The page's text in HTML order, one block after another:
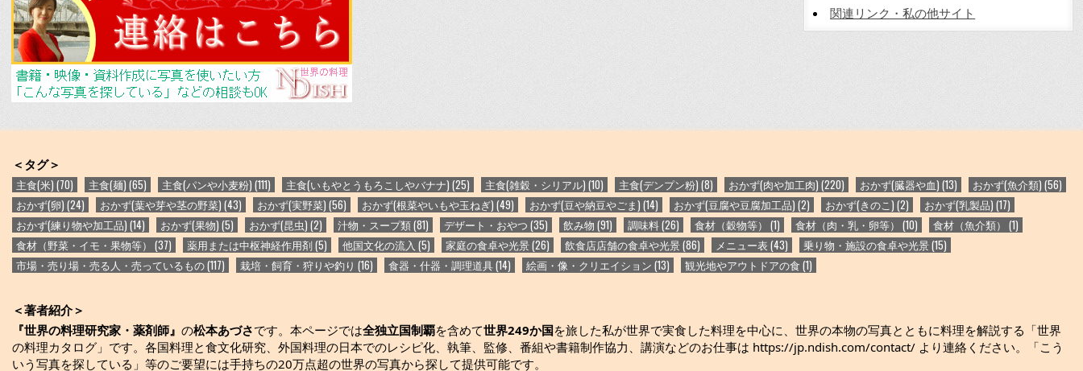
b
o
o
k
関連リンク・私の他サイト
＜タグ＞
主食(米) (70) 主食(麺) (65) 主食(パンや小麦粉) (111) 主食(いもやとうもろこしやバナナ) (25) 主食(雑穀・シリアル) (10) 主食(デンプン粉) (8) おかず(肉や加工肉) (220) おかず(臓器や血) (13) おかず(魚介類) (56)
おかず(卵) (24) おかず(葉や芽や茎の野菜) (43) おかず(実野菜) (56) おかず(根菜やいもや玉ねぎ) (49) おかず(豆や納豆やごま) (14) おかず(豆腐や豆腐加工品) (2) おかず(きのこ) (2) おかず(乳製品) (17)
おかず(練り物や加工品) (14) おかず(果物) (5) おかず(昆虫) (2) 汁物・スープ類(81) デザート・おやつ (35) 飲み物 (91) 調味料(26) 食材（穀物等） (1) 食材（肉・乳・卵等） (10) 食材（魚介類） (1)
食材（野菜・イモ・果物等） (37) 薬用または中枢神経作用剤(5) 他国文化の流入 (5) 家庭の食卓や光景(26) 飲食店店舗の食卓や光景(86) メニュー表(43) 乗り物・施設の食卓や光景(15)
市場・売り場・売る人・売っているもの(117) 栽培・飼育・狩りや釣り (16) 食器・什器・調理道具(14) 絵画・像・クリエイション (13) 観光地やアウトドアの食 (1)
＜著者紹介＞
『世界の料理研究家・薬剤師』 の松本あづさです。本ページでは全独立国制覇を含めて世界249か国を旅した私が世界で実食した料理を中心に、世界の本物の写真とともに料理を解説する「世界
の料理カタログ」です。各国料理と食文化研究、外国料理の日本でのレシピ化、執筆、監修、番組や書籍制作協力、講演などのお仕事は https://jp.ndish.com/contact/ より連絡ください。「こう
いう写真を探している」等のご要望には手持ちの20万点超の世界の写真から探して提供可能です。